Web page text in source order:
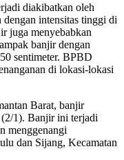
diakibatkan oleh
intensitas tinggi di
juga menyebabkan
banjir dengan
sentimeter. BPBD
di lokasi-lokasi
Barat, banjir
(2/1). Banjir ini terjadi
menggenangi
dan Sijang, Kecamatan